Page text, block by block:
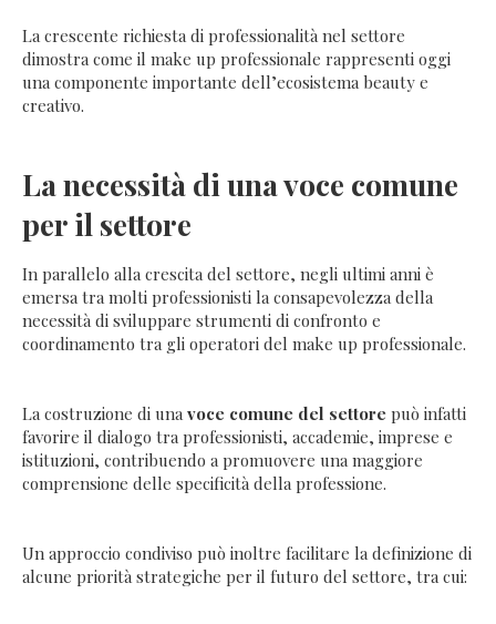
La crescente richiesta di professionalità nel settore
dimostra come il make up professionale rappresenti oggi
una componente importante dell’ecosistema beauty e
creativo.
La necessità di una voce comune
per il settore
In parallelo alla crescita del settore, negli ultimi anni è
emersa tra molti professionisti la consapevolezza della
necessità di sviluppare strumenti di confronto e
coordinamento tra gli operatori del make up professionale.
La costruzione di una voce comune del settore può infatti
favorire il dialogo tra professionisti, accademie, imprese e
istituzioni, contribuendo a promuovere una maggiore
comprensione delle specificità della professione.
Un approccio condiviso può inoltre facilitare la definizione di
alcune priorità strategiche per il futuro del settore, tra cui: